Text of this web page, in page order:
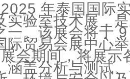
年泰国国际实
实验室技术展，
一。该展会将于
际贸易会展中心
期间，将展示
涵盖分析与测试